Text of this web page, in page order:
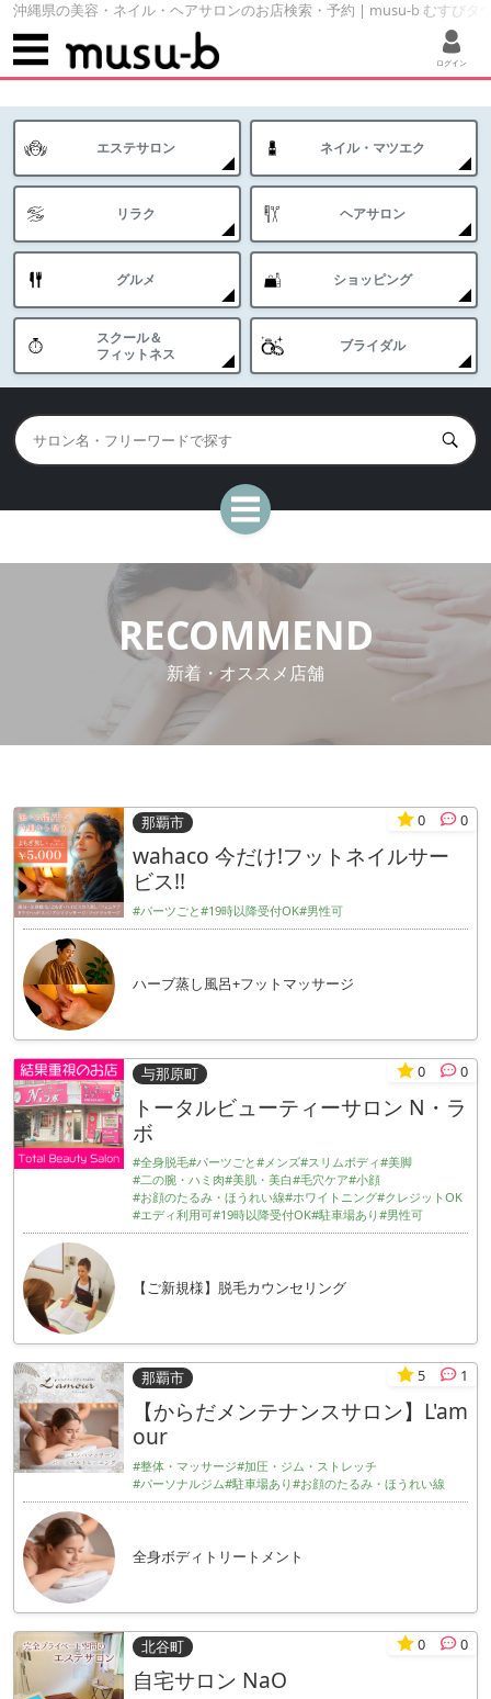
沖縄県の美容・ネイル・ヘアサロンのお店検索・予約 | musu-b むすびタ
ログイン
エステサロン ネイル・マツエク
リラク ヘアサロン
グルメ ショッピング
スクール＆
フィットネス
ブライダル
RECOMMEND
新着・オススメ店舗
那覇市 0 0
wahaco 今だけ!フットネイルサー
ビス!!
#パーツごと#19時以降受付OK#男性可
ハーブ蒸し風呂+フットマッサージ
与那原町 0 0
トータルビューティーサロン N・ラ
ボ
#全身脱毛#パーツごと#メンズ#スリムボディ#美脚
#二の腕・ハミ肉#美肌・美白#毛穴ケア#小顔
#お顔のたるみ・ほうれい線#ホワイトニング#クレジットOK
#エディ利用可#19時以降受付OK#駐車場あり#男性可
【ご新規様】脱毛カウンセリング
那覇市 5 1
【からだメンテナンスサロン】L'am
our
#整体・マッサージ#加圧・ジム・ストレッチ
#パーソナルジム#駐車場あり#お顔のたるみ・ほうれい線
全身ボディトリートメント
北谷町 0 0
自宅サロン NaO